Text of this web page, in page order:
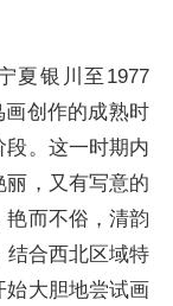
夏银川至1977
画创作的成熟时
。这一时期内
丽，又有写意的
而不俗，清韵
结合西北区域特
始大胆地尝试画